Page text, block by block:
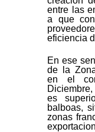
entre las
a que
eficiencia
En ese
de la
en el
es
balboas,
zonas